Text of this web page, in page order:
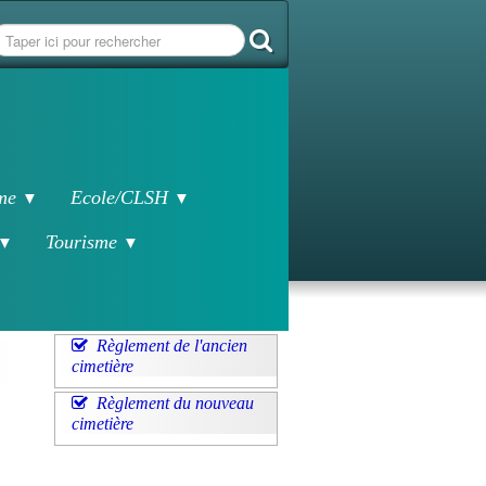
▼ Ecole/CLSH ▼
▼ Tourisme ▼
Règlement de l'ancien
cimetière
Règlement du nouveau
cimetière